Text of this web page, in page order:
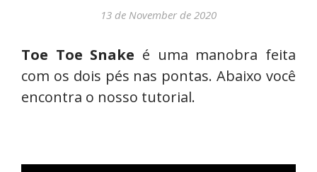
13 de November de 2020
Toe Toe Snake é uma manobra feita
com os dois pés nas pontas. Abaixo você
encontra o nosso tutorial.